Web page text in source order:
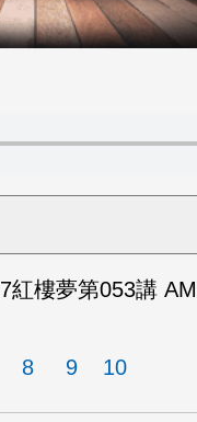
紅樓夢第053講 AM
8 9 10